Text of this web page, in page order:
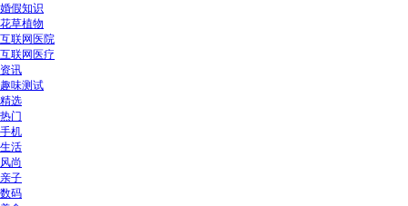
婚假知识
花草植物
互联网医院
互联网医疗
资讯
趣味测试
精选
热门
手机
生活
风尚
亲子
数码